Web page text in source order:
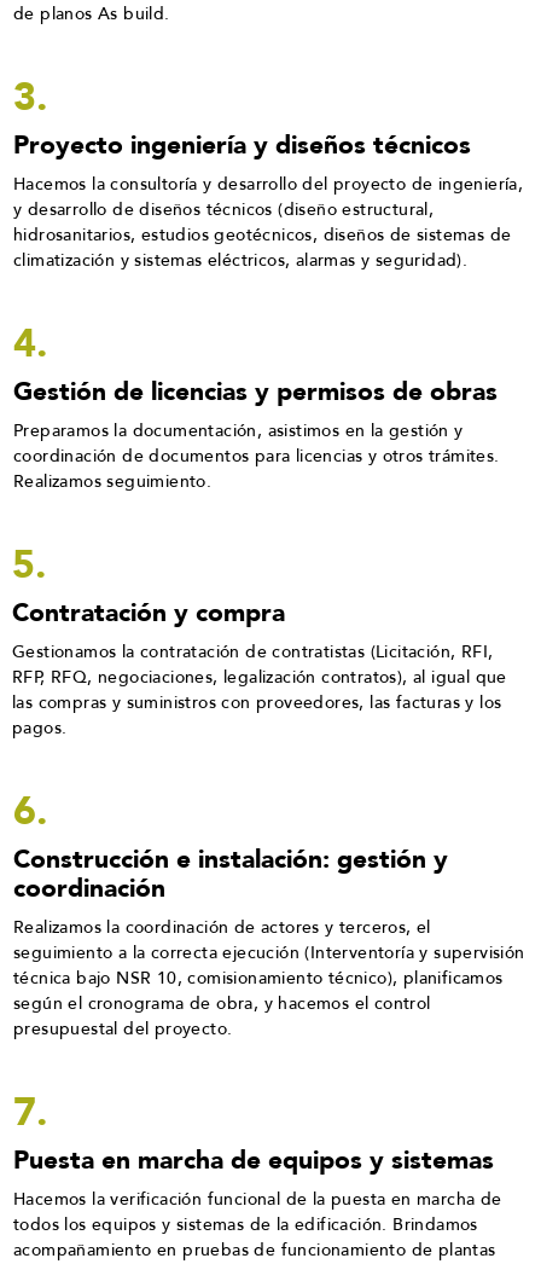
de planos As build.
3.
Proyecto ingeniería y diseños técnicos
Hacemos la consultoría y desarrollo del proyecto de ingeniería,
y desarrollo de diseños técnicos (diseño estructural,
hidrosanitarios, estudios geotécnicos, diseños de sistemas de
climatización y sistemas eléctricos, alarmas y seguridad).
4.
Gestión de licencias y permisos de obras
Preparamos la documentación, asistimos en la gestión y
coordinación de documentos para licencias y otros trámites.
Realizamos seguimiento.
5.
Contratación y compra
Gestionamos la contratación de contratistas (Licitación, RFI,
RFP, RFQ, negociaciones, legalización contratos), al igual que
las compras y suministros con proveedores, las facturas y los
pagos.
6.
Construcción e instalación: gestión y
coordinación
Realizamos la coordinación de actores y terceros, el
seguimiento a la correcta ejecución (Interventoría y supervisión
técnica bajo NSR 10, comisionamiento técnico), planificamos
según el cronograma de obra, y hacemos el control
presupuestal del proyecto.
7.
Puesta en marcha de equipos y sistemas
Hacemos la verificación funcional de la puesta en marcha de
todos los equipos y sistemas de la edificación. Brindamos
acompañamiento en pruebas de funcionamiento de plantas